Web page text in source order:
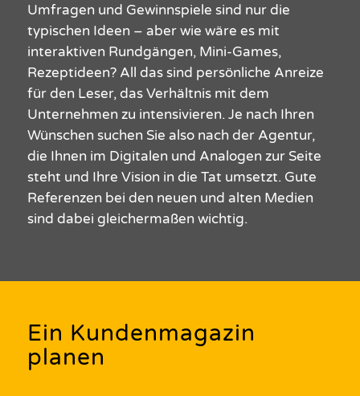
Umfragen und Gewinnspiele sind nur die
typischen Ideen – aber wie wäre es mit
interaktiven Rundgängen, Mini-Games,
Rezeptideen? All das sind persönliche Anreize
für den Leser, das Verhältnis mit dem
Unternehmen zu intensivieren. Je nach Ihren
Wünschen suchen Sie also nach der Agentur,
die Ihnen im Digitalen und Analogen zur Seite
steht und Ihre Vision in die Tat umsetzt. Gute
Referenzen bei den neuen und alten Medien
sind dabei gleichermaßen wichtig.
Ein Kundenmagazin
planen